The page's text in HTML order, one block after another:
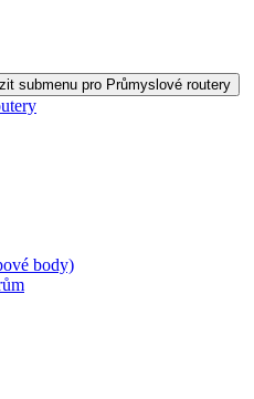
submenu pro Průmyslové routery
body)